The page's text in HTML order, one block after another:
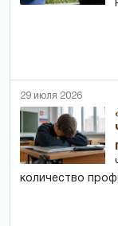
29 июля 2026
количество